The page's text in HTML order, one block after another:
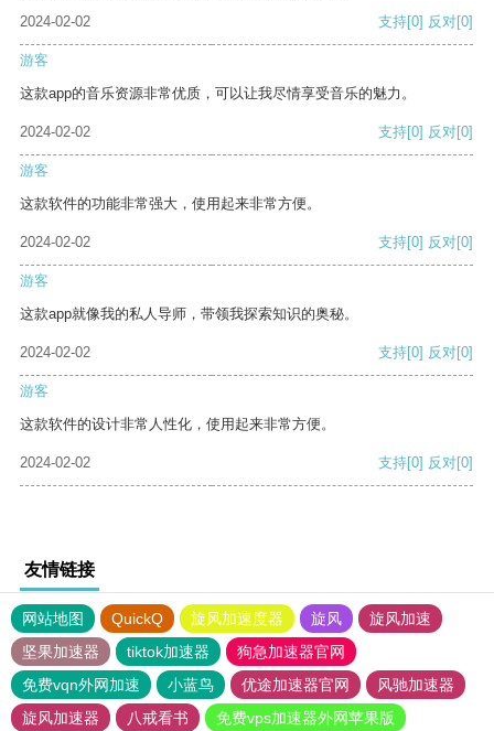
2024-02-02
支持[0] 反对[0]
游客
这款app的音乐资源非常优质，可以让我尽情享受音乐的魅力。
2024-02-02 支持[0] 反对[0]
游客
这款软件的功能非常强大，使用起来非常方便。
2024-02-02 支持[0] 反对[0]
游客
这款app就像我的私人导师，带领我探索知识的奥秘。
2024-02-02 支持[0] 反对[0]
游客
这款软件的设计非常人性化，使用起来非常方便。
2024-02-02 支持[0] 反对[0]
友情链接
网站地图 QuickQ 旋风加速度器 旋风
旋风加速
坚果加速器
tiktok加速器
狗急加速器官网
免费vqn外网加速
小蓝鸟 优途加速器官网
风驰加速器
旋风加速器
八戒看书
免费vps加速器外网苹果版